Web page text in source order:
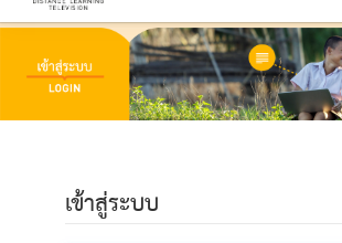
เข้าสู่ระบบ